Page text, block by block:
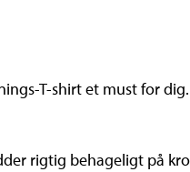
T-shirt et must for dig.
rigtig behageligt på